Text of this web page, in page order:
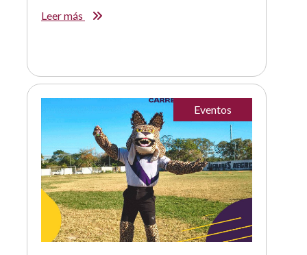
Leer más
Eventos